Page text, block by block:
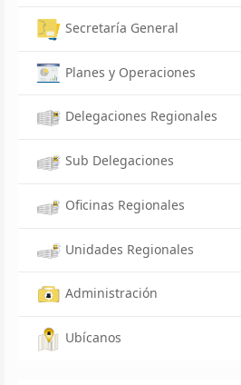
Secretaría General
Planes y Operaciones
Delegaciones Regionales
Sub Delegaciones
Oficinas Regionales
Unidades Regionales
Administración
Ubícanos